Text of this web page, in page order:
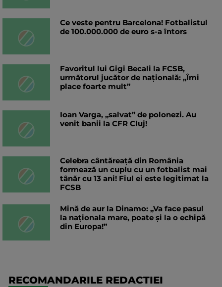
Ce veste pentru Barcelona! Fotbalistul
de 100.000.000 de euro s-a întors
Favoritul lui Gigi Becali la FCSB,
următorul jucător de națională: „Îmi
place foarte mult”
Ioan Varga, „salvat” de polonezi. Au
venit banii la CFR Cluj!
Celebra cântăreață din România
formează un cuplu cu un fotbalist mai
tânăr cu 13 ani! Fiul ei este legitimat la
FCSB
Mină de aur la Dinamo: „Va face pasul
la naționala mare, poate și la o echipă
din Europa!”
RECOMANDARILE REDACTIEI